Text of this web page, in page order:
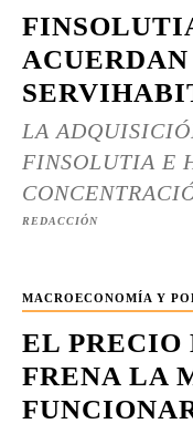
LA
FINSOLUTIA E
REDACCIÓN
MACROECONOMÍA Y
EL
FRENA LA